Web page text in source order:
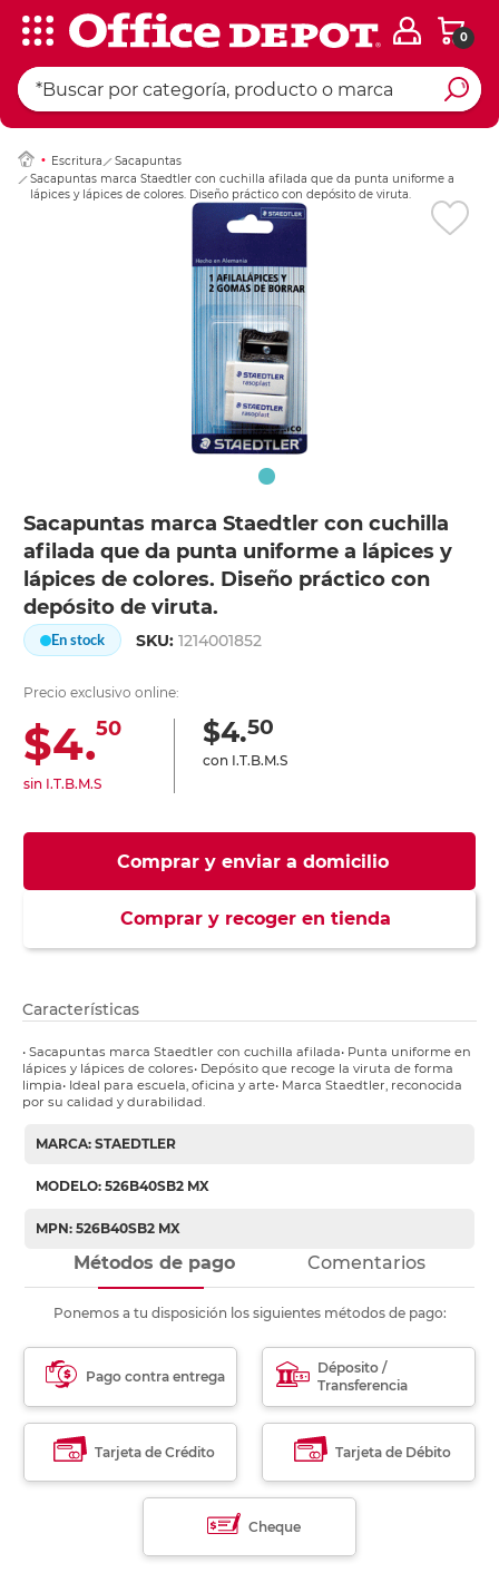
0
Escritura
Sacapuntas
Sacapuntas marca Staedtler con cuchilla afilada que da punta uniforme a
lápices y lápices de colores. Diseño práctico con depósito de viruta.
Sacapuntas marca Staedtler con cuchilla
afilada que da punta uniforme a lápices y
lápices de colores. Diseño práctico con
depósito de viruta.
En stock SKU:1214001852
Precio exclusivo online:
$4.50
sin I.T.B.M.S
$4.50
con I.T.B.M.S
Comprar y enviar a domicilio
Comprar y recoger en tienda
Ingresar Codigo
Características
• Sacapuntas marca Staedtler con cuchilla afilada• Punta uniforme en
lápices y lápices de colores• Depósito que recoge la viruta de forma
limpia• Ideal para escuela, oficina y arte• Marca Staedtler, reconocida
por su calidad y durabilidad.
MARCA: STAEDTLER
MODELO: 526B40SB2 MX
MPN: 526B40SB2 MX
Métodos de pago Comentarios
Ponemos a tu disposición los siguientes métodos de pago:
Pago contra entrega
Déposito /
Transferencia
Tarjeta de Crédito Tarjeta de Débito
Cheque